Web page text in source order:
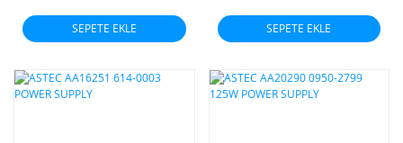
SEPETE EKLE SEPETE EKLE